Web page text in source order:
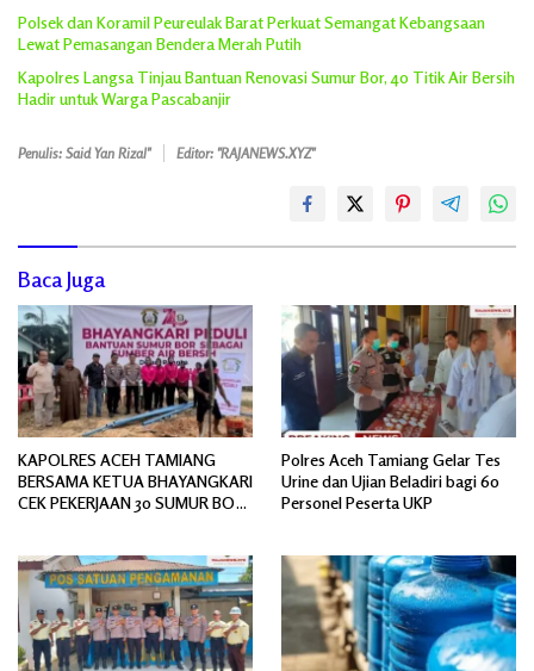
Polsek dan Koramil Peureulak Barat Perkuat Semangat Kebangsaan
Lewat Pemasangan Bendera Merah Putih
Kapolres Langsa Tinjau Bantuan Renovasi Sumur Bor, 40 Titik Air Bersih
Hadir untuk Warga Pascabanjir
Penulis: Said Yan Rizal" Editor: "RAJANEWS.XYZ"
Baca Juga
KAPOLRES ACEH TAMIANG
BERSAMA KETUA BHAYANGKARI
CEK PEKERJAAN 30 SUMUR BOR
Polres Aceh Tamiang Gelar Tes
Urine dan Ujian Beladiri bagi 60
Personel Peserta UKP